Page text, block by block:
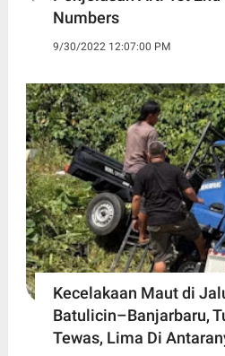
Numbers
9/30/2022 12:07:00 PM
Kecelakaan Maut di
Batulicin–Banjarbaru,
Tewas, Lima Di